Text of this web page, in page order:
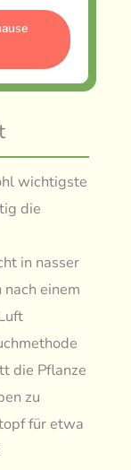
wichtigste
die
in nasser
einem
die Pflanze
zu
für etwa